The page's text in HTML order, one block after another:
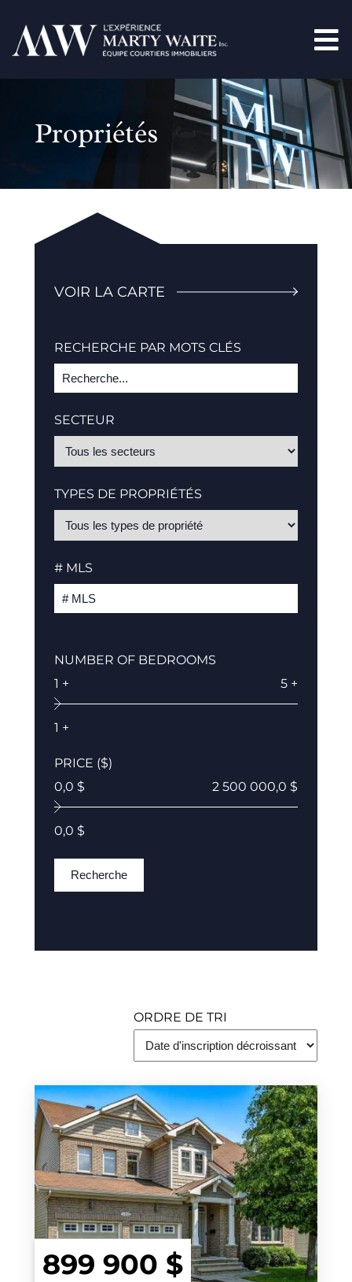
Propriétés
VOIR LA CARTE
RECHERCHE PAR MOTS CLÉS
SECTEUR
TYPES DE PROPRIÉTÉS
# MLS
NUMBER OF BEDROOMS
1 +
5 +
1 +
PRICE ($)
0,0 $
2 500 000,0 $
0,0 $
Recherche
ORDRE DE TRI
899 900 $